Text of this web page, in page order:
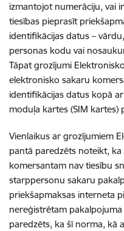
izmantojot numerāciju, vai
tiesības pieprasīt
identifikācijas datus –
personas kodu vai
Tāpat grozījumi
elektronisko sakaru
identifikācijas datus kopā
moduļa kartes (SIM kartes)
Vienlaikus ar grozījumiem
pantā paredzēts noteikt,
komersantam nav tiesību
starppersonu sakaru
priekšapmaksas interneta
nereģistrētam
paredzēts, ka šī norma, kā